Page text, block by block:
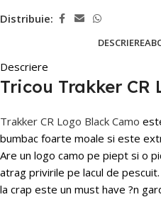
Distribuie:
DESCRIERE
Descriere
Tricou Trakker CR
Trakker CR Logo Black Camo
bumbac foarte moale si este
Are un logo camo pe piept si o
atrag privirile pe lacul de
la crap este un must have ?n